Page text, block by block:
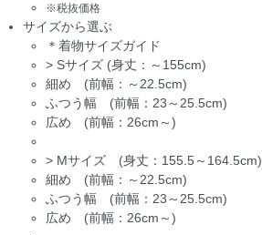
※税抜価格
サイズから選ぶ
＊着物サイズガイド
> Sサイズ (身丈：～155cm)
細め (前幅：～22.5cm)
ふつう幅 (前幅：23～25.5cm)
広め (前幅：26cm～)
> Mサイズ (身丈：155.5～164.5cm)
細め (前幅：～22.5cm)
ふつう幅 (前幅：23～25.5cm)
広め (前幅：26cm～)